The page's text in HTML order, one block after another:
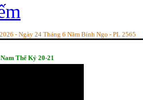
- Ngày 24 Tháng 6 Năm Bính Ngọ - PL 2565
Thế Kỷ 20-21